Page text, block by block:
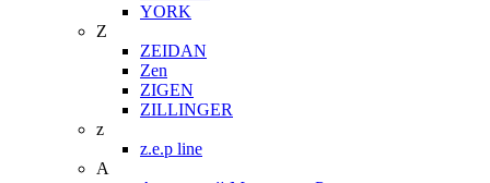
YORK
Z
ZEIDAN
Zen
ZIGEN
ZILLINGER
z
z.e.p line
А